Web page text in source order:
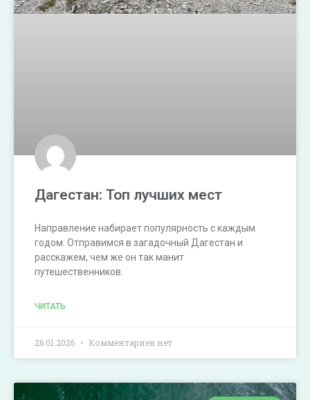
Дагестан: Топ лучших мест
Направление набирает популярность с каждым
годом. Отправимся в загадочный Дагестан и
расскажем, чем же он так манит
путешественников.
ЧИТАТЬ
26.01.2026 Комментариев нет